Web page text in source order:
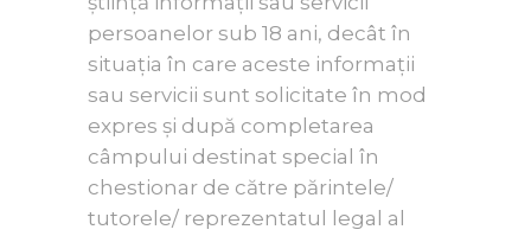
persoanelor sub 18 ani, decât în
situația în care aceste informații
sau servicii sunt solicitate în mod
expres și după completarea
câmpului destinat special în
chestionar de către părintele/
tutorele/ reprezentatul legal al